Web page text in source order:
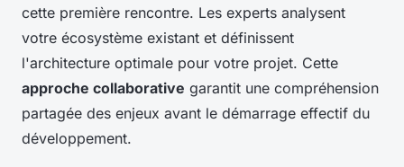
cette première rencontre. Les experts analysent
votre écosystème existant et définissent
l'architecture optimale pour votre projet. Cette
approche collaborative garantit une compréhension
partagée des enjeux avant le démarrage effectif du
développement.